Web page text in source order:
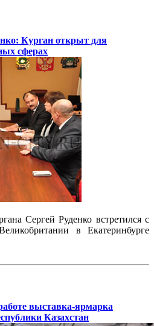
Курган открыт для
сферах
Сергей Руденко встретился с
в Екатеринбурге
выставка-ярмарка
Казахстан